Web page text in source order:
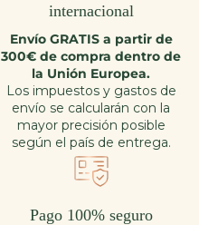
internacional
Envío GRATIS a partir de
300€ de compra dentro de
la Unión Europea.
Los impuestos y gastos de
envío se calcularán con la
mayor precisión posible
según el país de entrega.
Pago 100% seguro